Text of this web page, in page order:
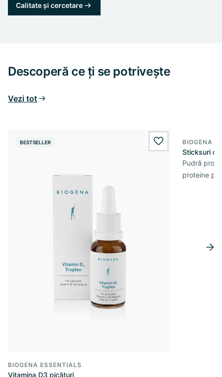
Calitate și cercetare
Descoperă ce ți se potrivește
Vezi tot
BESTSELLER wishlist.add
BIOGENA ESSENTIALS
Vitamina D3 picături
BIOGENA
Sticksuri
Pudră
proteine pe